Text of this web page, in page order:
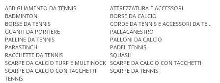
ABBIGLIAMENTO DA TENNIS
ATTREZZATURA E ACCESSORI
BADMINTON
BORSE DA CALCIO
BORSE DA TENNIS
CORDE DA TENNIS E ACCESSORI DA TENNIS
GUANTI DA PORTIERE
PALLACANESTRO
PALLINE DA TENNIS
PALLONI DA CALCIO
PARASTINCHI
PADEL TENNIS
RACCHETTE DA TENNIS
SQUASH
SCARPE DA CALCIO TURF E MULTINOCK SCARPE DA CALCIO CON TACCHETTI
SCARPE DA CALCIO CON TACCHETTI
SCARPE DA TENNIS
TENNIS